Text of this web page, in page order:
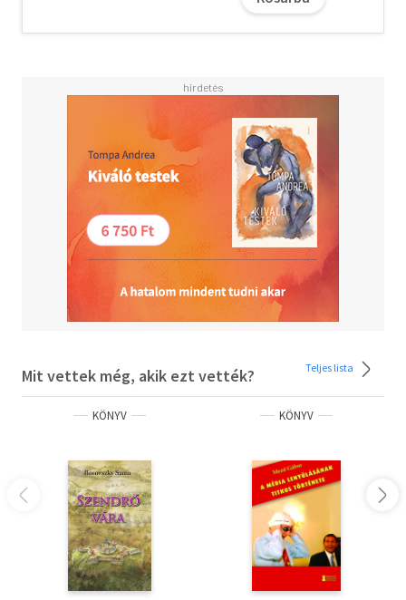
Szociológia Tanszékének egyetemi tanára betekintést ad
kiderül az is, hogyan vált a szaktudás egyszerre a rendszer
pártállamnak a tudományba, a szaktudásba vetett hiten
alapuló diktatórikus fejlesztő politikája.
Mit vettek még, akik ezt vették? Teljes lista
KÖNYV KÖNYV